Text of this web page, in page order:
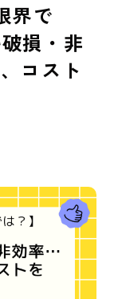
界で
損・非
コスト